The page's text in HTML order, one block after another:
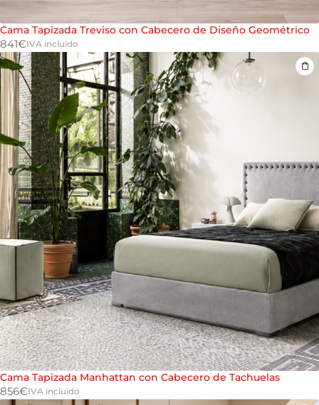
Cama Tapizada Treviso con Cabecero de Diseño Geométrico
841€IVA incluido
Cama Tapizada Manhattan con Cabecero de Tachuelas
856€IVA incluido